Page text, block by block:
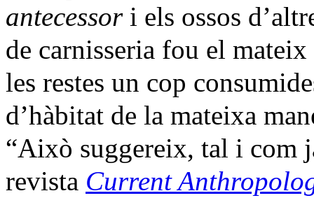
antecessori els ossos
de carnisseria fou el
les restes un cop
d’hàbitat de la mateixa
“Això suggereix, tal i com
revista Current